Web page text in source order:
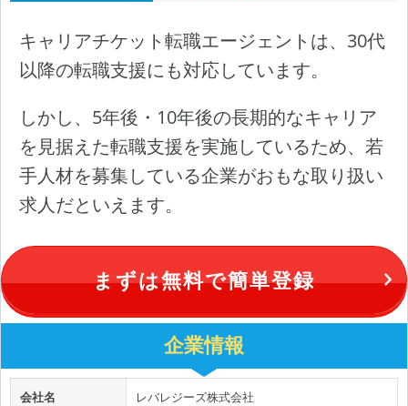
キャリアチケット転職エージェントは、30代
以降の転職支援にも対応しています。
しかし、5年後・10年後の長期的なキャリア
を見据えた転職支援を実施しているため、若
手人材を募集している企業がおもな取り扱い
求人だといえます。
まずは無料で簡単登録
企業情報
会社名 レバレジーズ株式会社